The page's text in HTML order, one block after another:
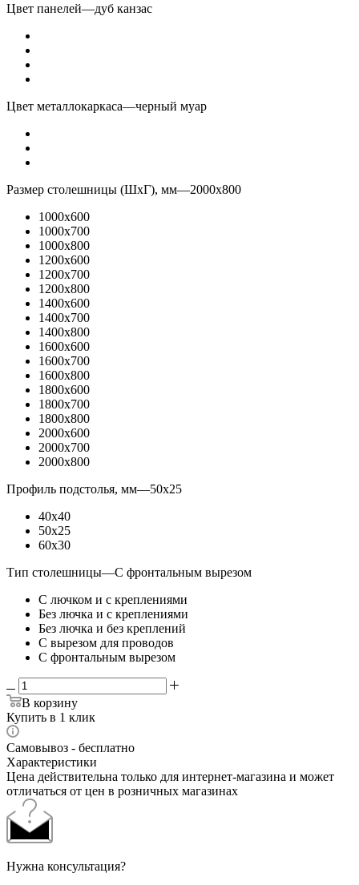
Цвет панелей—дуб канзас
Цвет металлокаркаса—черный муар
Размер столешницы (ШхГ), мм—2000x800
1000x600
1000x700
1000x800
1200x600
1200x700
1200x800
1400x600
1400x700
1400x800
1600x600
1600x700
1600x800
1800x600
1800x700
1800x800
2000x600
2000x700
2000x800
Профиль подстолья, мм—50x25
40x40
50x25
60x30
Тип столешницы—С фронтальным вырезом
С лючком и с креплениями
Без лючка и с креплениями
Без лючка и без креплений
С вырезом для проводов
С фронтальным вырезом
В корзину
Купить в 1 клик
Самовывоз - бесплатно
Характеристики
Цена действительна только для интернет-магазина и может
отличаться от цен в розничных магазинах
Нужна консультация?